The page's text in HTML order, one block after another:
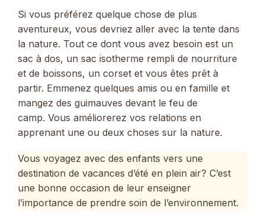
Si vous préférez quelque chose de plus
aventureux, vous devriez aller avec la tente dans
la nature. Tout ce dont vous avez besoin est un
sac à dos, un sac isotherme rempli de nourriture
et de boissons, un corset et vous êtes prêt à
partir. Emmenez quelques amis ou en famille et
mangez des guimauves devant le feu de
camp. Vous améliorerez vos relations en
apprenant une ou deux choses sur la nature.
Vous voyagez avec des enfants vers une
destination de vacances d’été en plein air? C’est
une bonne occasion de leur enseigner
l’importance de prendre soin de l’environnement.